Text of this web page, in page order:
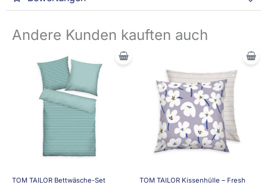
Andere Kunden kauften auch
TOM TAILOR Bettwäsche-Set
TOM TAILOR Kissenhülle – Fresh